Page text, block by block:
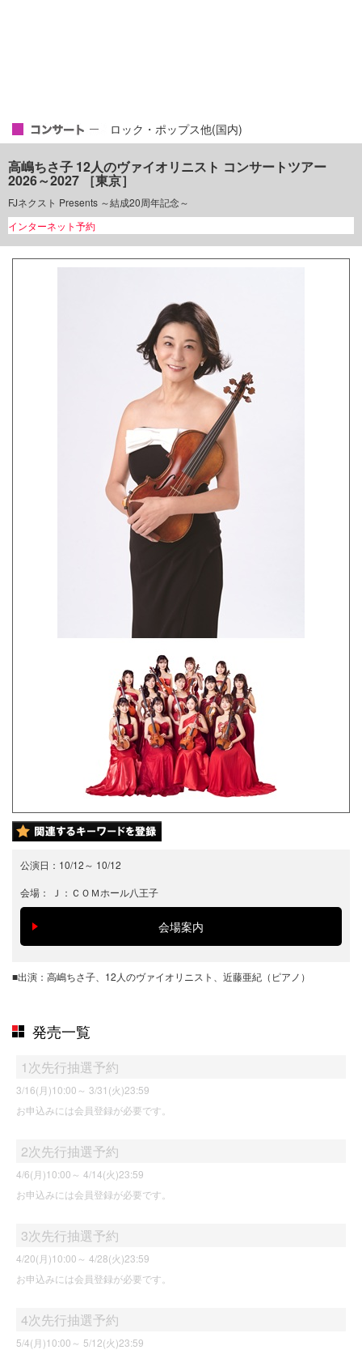
ロック・ポップス他(国内)
高嶋ちさ子 12人のヴァイオリニスト コンサートツアー
2026～2027 ［東京］
FJネクスト Presents ～結成20周年記念～
インターネット予約
公演日： 10/12～ 10/12
会場：
Ｊ：ＣＯＭホール八王子
■出演：高嶋ちさ子、12人のヴァイオリニスト、近藤亜紀（ピアノ）
発売一覧
1次先行抽選予約
3/16(月)10:00～ 3/31(火)23:59
お申込みには会員登録が必要です。
2次先行抽選予約
4/6(月)10:00～ 4/14(火)23:59
お申込みには会員登録が必要です。
3次先行抽選予約
4/20(月)10:00～ 4/28(火)23:59
お申込みには会員登録が必要です。
4次先行抽選予約
5/4(月)10:00～ 5/12(火)23:59